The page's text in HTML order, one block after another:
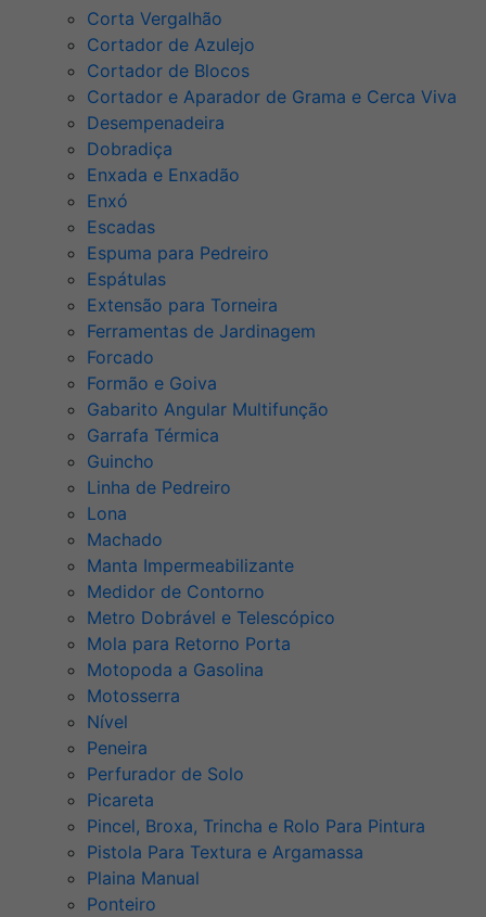
Corta Vergalhão
Cortador de Azulejo
Cortador de Blocos
Cortador e Aparador de Grama e Cerca Viva
Desempenadeira
Dobradiça
Enxada e Enxadão
Enxó
Escadas
Espuma para Pedreiro
Espátulas
Extensão para Torneira
Ferramentas de Jardinagem
Forcado
Formão e Goiva
Gabarito Angular Multifunção
Garrafa Térmica
Guincho
Linha de Pedreiro
Lona
Machado
Manta Impermeabilizante
Medidor de Contorno
Metro Dobrável e Telescópico
Mola para Retorno Porta
Motopoda a Gasolina
Motosserra
Nível
Peneira
Perfurador de Solo
Picareta
Pincel, Broxa, Trincha e Rolo Para Pintura
Pistola Para Textura e Argamassa
Plaina Manual
Ponteiro